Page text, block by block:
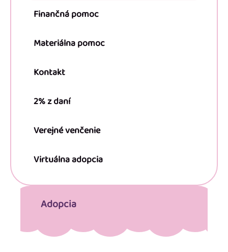
Finančná pomoc
Materiálna pomoc
Kontakt
2% z daní
Verejné venčenie
Virtuálna adopcia
Adopcia